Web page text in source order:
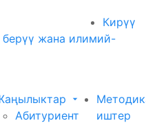
Кирүү
жана илимий-
Абитуриент
иштер